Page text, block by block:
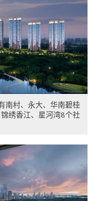
南村、永大、华南碧桂
绣香江、星河湾8个社